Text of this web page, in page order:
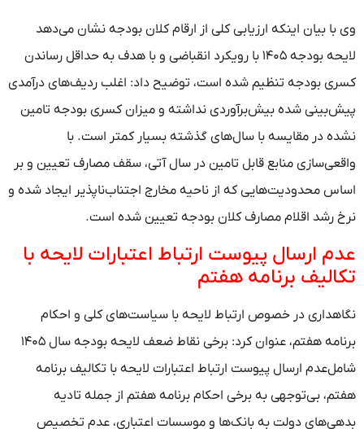
وی با بیان اینکه ارزیابی کلی از ارقام کلان بودجه نشان می‌دهد
لایحه بودجه ۱۴۰۵ با رویکرد انقباضی و با هدف به حداقل رساندن
کسری بودجه تنظیم شده است، توضیح داد: اغلب ردیف‌های درآمدی
پیش‌بینی شده بیش‌برآوردی نداشته و میزان کسری بودجه تامین
نشده در مقایسه با سال‌های گذشته بسیار کمتر است. با
واقعی‌سازی منابع قابل تامین در سال آتی، سقف مصارف تعیین و بر
اساس محدودیت‌هایی که از ناحیه مخارج اجتناب‌ناپذیر ایجاد شده و
نرخ رشد اقلام مصارف کلان بودجه تعیین شده است.
عدم ارسال پیوست ارتباط اعتبارات لایحه با
تکالیف برنامه هفتم
نگاهداری در خصوص ارتباط لایحه با سیاست‌های کلی و احکام
برنامه هفتم، عنوان کرد: برخی نقاط ضعف لایحه بودجه سال ۱۴۰۵
شامل‌عدم ارسال پیوست ارتباط اعتبارات لایحه با تکالیف برنامه
هفتم، بی‌توجهی به برخی احکام برنامه هفتم از جمله تادیه
بدهی‌های دولت به بانک‌ها و موسسات اعتباری، عدم تخصیص